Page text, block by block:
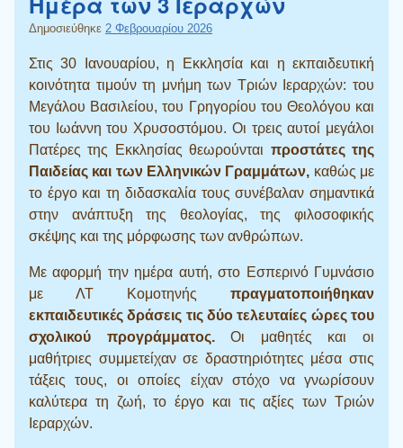
Δημοσιεύθηκε 2 Φεβρουαρίου 2026
Στις 30 Ιανουαρίου, η Εκκλησία και η εκπαιδευτική
κοινότητα τιμούν τη μνήμη των Τριών Ιεραρχών: του
Μεγάλου Βασιλείου, του Γρηγορίου του Θεολόγου και
του Ιωάννη του Χρυσοστόμου. Οι τρεις αυτοί μεγάλοι
Πατέρες της Εκκλησίας θεωρούνται προστάτες της
Παιδείας και των Ελληνικών Γραμμάτων, καθώς με
το έργο και τη διδασκαλία τους συνέβαλαν σημαντικά
στην ανάπτυξη της θεολογίας, της φιλοσοφικής
σκέψης και της μόρφωσης των ανθρώπων.
Με αφορμή την ημέρα αυτή, στο Εσπερινό Γυμνάσιο
με ΛΤ Κομοτηνής πραγματοποιήθηκαν
εκπαιδευτικές δράσεις τις δύο τελευταίες ώρες του
σχολικού προγράμματος.Οι μαθητές και οι
μαθήτριες συμμετείχαν σε δραστηριότητες μέσα στις
τάξεις τους, οι οποίες είχαν στόχο να γνωρίσουν
καλύτερα τη ζωή, το έργο και τις αξίες των Τριών
Ιεραρχών.